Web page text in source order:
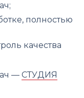
полностью
качества
— СТУДИЯ